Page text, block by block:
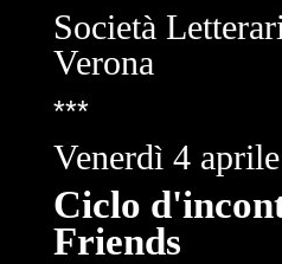
Società
Verona
***
Venerdì 4
Ciclo
Friends